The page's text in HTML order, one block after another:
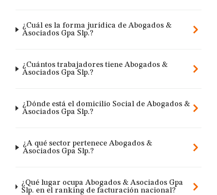
¿Cuál es la forma jurídica de Abogados &
Asociados Gpa Slp.?
¿Cuántos trabajadores tiene Abogados &
Asociados Gpa Slp.?
¿Dónde está el domicilio Social de Abogados &
Asociados Gpa Slp.?
¿A qué sector pertenece Abogados &
Asociados Gpa Slp.?
¿Qué lugar ocupa Abogados & Asociados Gpa
Slp. en el ranking de facturación nacional?